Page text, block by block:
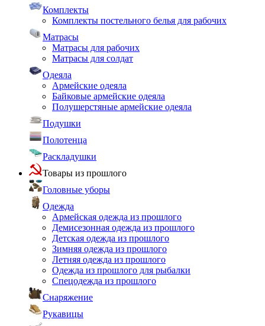
Комплекты
Комплекты постельного белья для рабочих
Матрасы
Матрасы для рабочих
Матрасы для солдат
Одеяла
Армейские одеяла
Байковые армейские одеяла
Полушерстяные армейские одеяла
Подушки
Полотенца
Раскладушки
Товары из прошлого
Головные уборы
Одежда
Армейская одежда из прошлого
Демисезонная одежда из прошлого
Детская одежда из прошлого
Зимняя одежда из прошлого
Летняя одежда из прошлого
Одежда из прошлого для рыбалки
Спецодежда из прошлого
Снаряжение
Рукавицы